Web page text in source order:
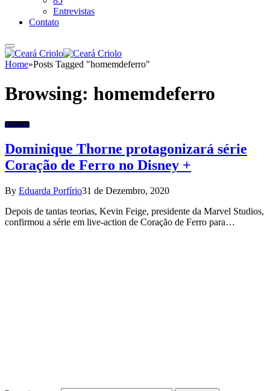
Entrevistas
Contato
Home»Posts Tagged "homemdeferro"
Browsing: homemdeferro
Notícias
Dominique Thorne protagonizará série
Coração de Ferro no Disney +
By Eduarda Porfírio31 de Dezembro, 2020
Depois de tantas teorias, Kevin Feige, presidente da Marvel Studios,
confirmou a série em live-action de Coração de Ferro para…